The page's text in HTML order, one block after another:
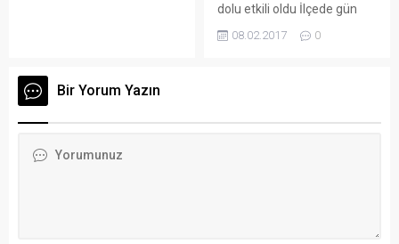
çekerken, bölgenin yağmur
almasına rağmen su
seviyesindeki oranın
Muğla Büyükşehir Belediyesi
dolu etkili oldu İlçede gün
boyu etkisini sürdüren
fırtına, yerini gece
08.02.2017 0
Bir Yorum Yazın